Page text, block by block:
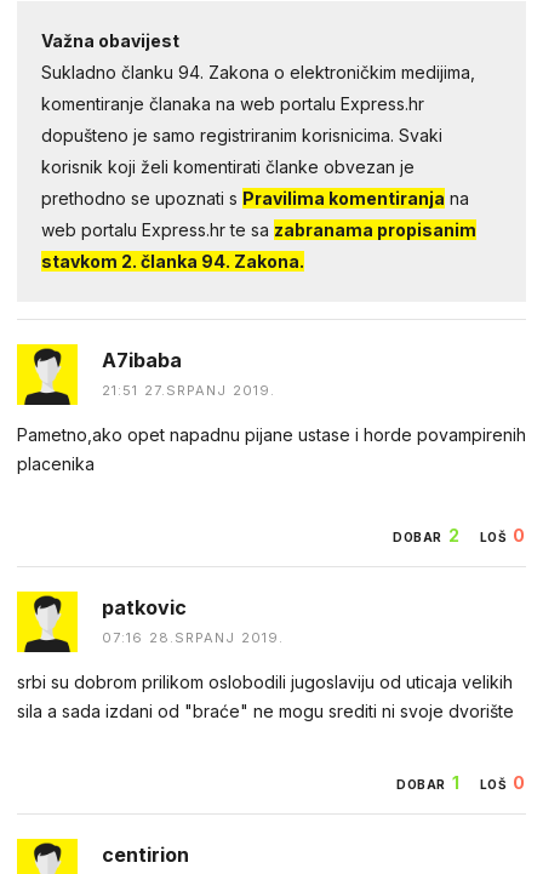
Važna obavijest
Sukladno članku 94. Zakona o elektroničkim medijima,
komentiranje članaka na web portalu Express.hr
dopušteno je samo registriranim korisnicima. Svaki
korisnik koji želi komentirati članke obvezan je
prethodno se upoznati s Pravilima komentiranja na
web portalu Express.hr te sa zabranama propisanim
stavkom 2. članka 94. Zakona.
A7ibaba
21:51 27.SRPANJ 2019.
Pametno,ako opet napadnu pijane ustase i horde povampirenih
placenika
DOBAR 2 LOŠ 0
patkovic
07:16 28.SRPANJ 2019.
srbi su dobrom prilikom oslobodili jugoslaviju od uticaja velikih
sila a sada izdani od "braće" ne mogu srediti ni svoje dvorište
DOBAR 1 LOŠ 0
centirion